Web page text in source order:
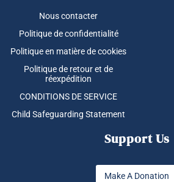
Nous contacter
Politique de confidentialité
Politique en matière de cookies
Politique de retour et de
réexpédition
CONDITIONS DE SERVICE
Child Safeguarding Statement
Support Us
Make A Donation